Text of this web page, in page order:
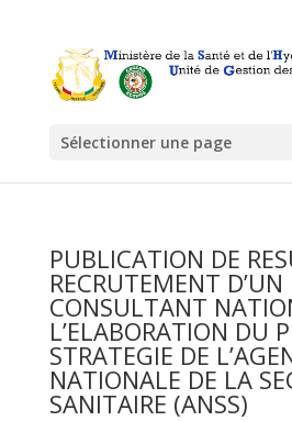
Sélectionner une page
PUBLICATION DE
RECRUTEMENT D’UN
CONSULTANT
L’ELABORATION DU
STRATEGIE DE
NATIONALE DE LA
SANITAIRE (ANSS)